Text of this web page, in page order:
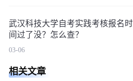
武汉科技大学自考实践考核报名时
间过了没？怎么查？
03-06
相关文章